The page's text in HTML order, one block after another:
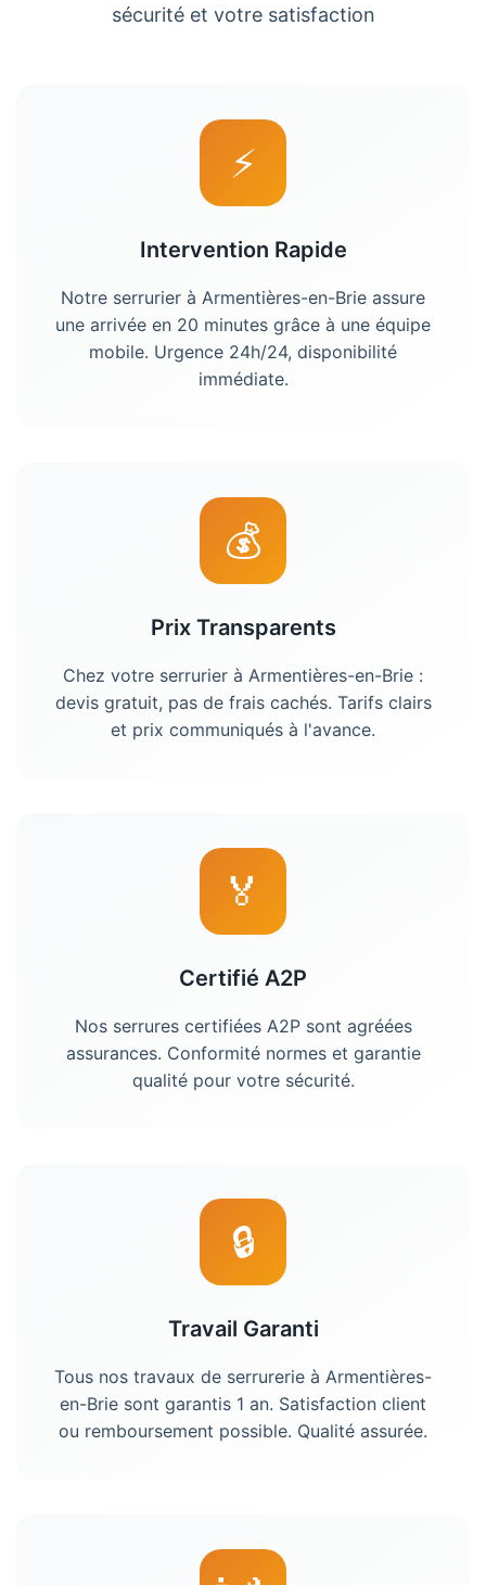
sécurité et votre satisfaction
⚡
Intervention Rapide
Notre serrurier à Armentières-en-Brie assure
une arrivée en 20 minutes grâce à une équipe
mobile. Urgence 24h/24, disponibilité
immédiate.
💰
Prix Transparents
Chez votre serrurier à Armentières-en-Brie :
devis gratuit, pas de frais cachés. Tarifs clairs
et prix communiqués à l'avance.
🏅
Certifié A2P
Nos serrures certifiées A2P sont agréées
assurances. Conformité normes et garantie
qualité pour votre sécurité.
🔒
Travail Garanti
Tous nos travaux de serrurerie à Armentières-
en-Brie sont garantis 1 an. Satisfaction client
ou remboursement possible. Qualité assurée.